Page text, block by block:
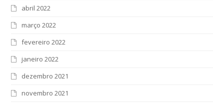
abril 2022
março 2022
fevereiro 2022
janeiro 2022
dezembro 2021
novembro 2021